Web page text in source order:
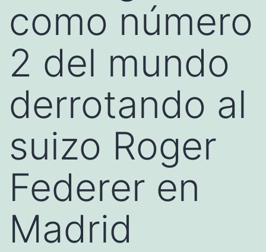
como número
2 del mundo
derrotando al
suizo Roger
Federer en
Madrid